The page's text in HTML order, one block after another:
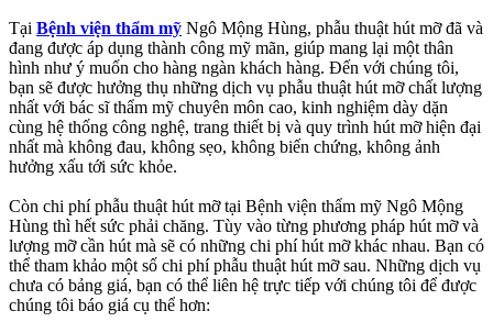
Tại Bệnh viện thẩm mỹ Ngô Mộng Hùng, phẫu thuật hút mỡ đã và
đang được áp dụng thành công mỹ mãn, giúp mang lại một thân
hình như ý muốn cho hàng ngàn khách hàng. Đến với chúng tôi,
bạn sẽ được hưởng thụ những dịch vụ phẫu thuật hút mỡ chất lượng
nhất với bác sĩ thẩm mỹ chuyên môn cao, kinh nghiệm dày dặn
cùng hệ thống công nghệ, trang thiết bị và quy trình hút mỡ hiện đại
nhất mà không đau, không sẹo, không biến chứng, không ảnh
hưởng xấu tới sức khỏe.
Còn chi phí phẫu thuật hút mỡ tại Bệnh viện thẩm mỹ Ngô Mộng
Hùng thì hết sức phải chăng. Tùy vào từng phương pháp hút mỡ và
lượng mỡ cần hút mà sẽ có những chi phí hút mỡ khác nhau. Bạn có
thể tham khảo một số chi phí phẫu thuật hút mỡ sau. Những dịch vụ
chưa có bảng giá, bạn có thể liên hệ trực tiếp với chúng tôi để được
chúng tôi báo giá cụ thể hơn: